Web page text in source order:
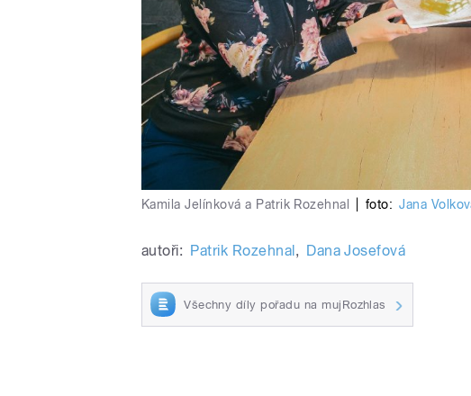
Kamila Jelínková a Patrik Rozehnal foto: Jana
autoři: Patrik Rozehnal, Dana Josefová
Všechny díly pořadu na mujRozhlas